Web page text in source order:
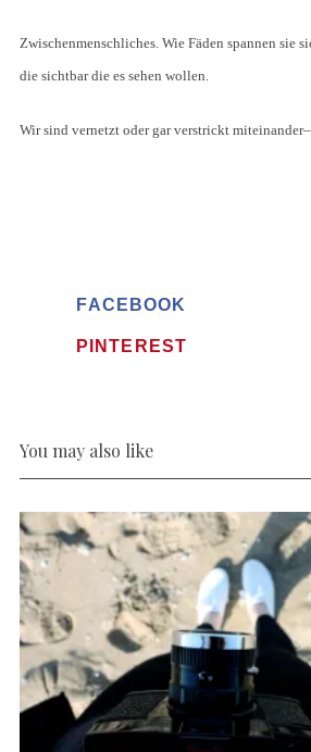
Zwischenmenschliches. Wie Fäden spannen sie
die sichtbar die es sehen wollen.
Wir sind vernetzt oder gar verstrickt
FACEBOOK
PINTEREST
You may also like